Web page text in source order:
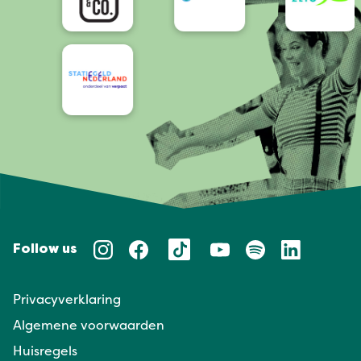
Follow us
Privacyverklaring
Algemene voorwaarden
Huisregels